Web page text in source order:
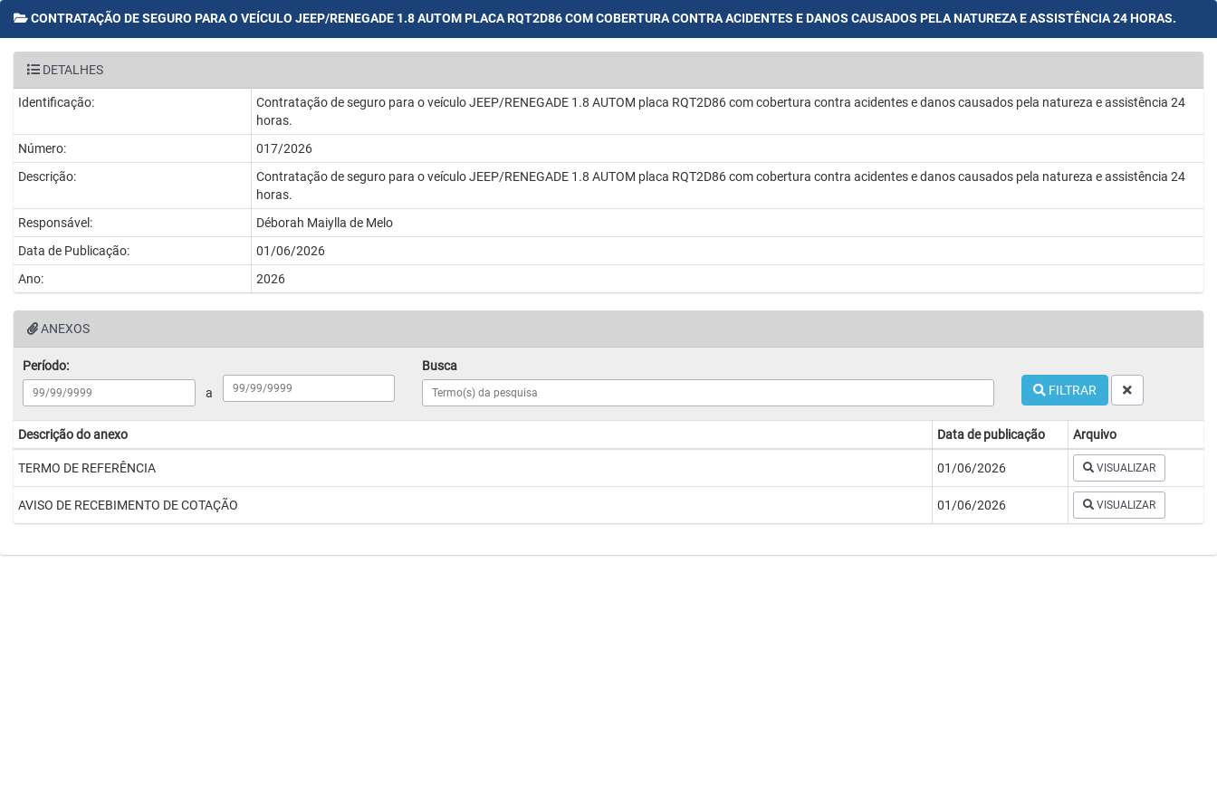
CONTRATAÇÃO DE SEGURO PARA O VEÍCULO JEEP/RENEGADE 1.8 AUTOM PLACA RQT2D86 COM COBERTURA CONTRA ACIDENTES E DANOS CAUSADOS PELA NATUREZA E ASSISTÊNCIA 24 HORAS.
DETALHES
Identificação:
Contratação de seguro para o veículo JEEP/RENEGADE 1.8 AUTOM placa RQT2D86 com cobertura contra acidentes e danos causados pela natureza e assistência 24
horas.
Número:
017/2026
Descrição:
Contratação de seguro para o veículo JEEP/RENEGADE 1.8 AUTOM placa RQT2D86 com cobertura contra acidentes e danos causados pela natureza e assistência 24
horas.
Responsável:
Déborah Maiylla de Melo
Data de Publicação:
01/06/2026
Ano:
2026
ANEXOS
Período:
a
Busca
FILTRAR
Descrição do anexo Data de publicação Arquivo
TERMO DE REFERÊNCIA 01/06/2026 VISUALIZAR
AVISO DE RECEBIMENTO DE COTAÇÃO 01/06/2026 VISUALIZAR